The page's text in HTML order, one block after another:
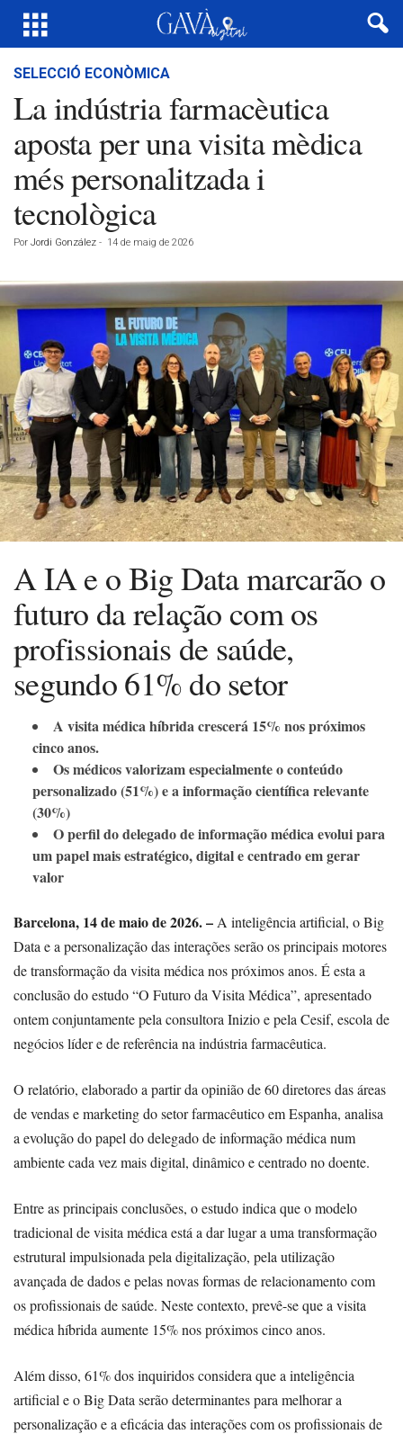
SELECCIÓ ECONÒMICA
La indústria farmacèutica
aposta per una visita mèdica
més personalitzada i
tecnològica
Por Jordi González - 14 de maig de 2026
A IA e o Big Data marcarão o
futuro da relação com os
profissionais de saúde,
segundo 61% do setor
A visita médica híbrida crescerá 15% nos próximos
cinco anos.
Os médicos valorizam especialmente o conteúdo
personalizado (51%) e a informação científica relevante
(30%)
O perfil do delegado de informação médica evolui para
um papel mais estratégico, digital e centrado em gerar
valor
Barcelona, 14 de maio de 2026. – A inteligência artificial, o Big
Data e a personalização das interações serão os principais motores
de transformação da visita médica nos próximos anos. É esta a
conclusão do estudo “O Futuro da Visita Médica”, apresentado
ontem conjuntamente pela consultora Inizio e pela Cesif, escola de
negócios líder e de referência na indústria farmacêutica.
O relatório, elaborado a partir da opinião de 60 diretores das áreas
de vendas e marketing do setor farmacêutico em Espanha, analisa
a evolução do papel do delegado de informação médica num
ambiente cada vez mais digital, dinâmico e centrado no doente.
Entre as principais conclusões, o estudo indica que o modelo
tradicional de visita médica está a dar lugar a uma transformação
estrutural impulsionada pela digitalização, pela utilização
avançada de dados e pelas novas formas de relacionamento com
os profissionais de saúde. Neste contexto, prevê-se que a visita
médica híbrida aumente 15% nos próximos cinco anos.
Além disso, 61% dos inquiridos considera que a inteligência
artificial e o Big Data serão determinantes para melhorar a
personalização e a eficácia das interações com os profissionais de